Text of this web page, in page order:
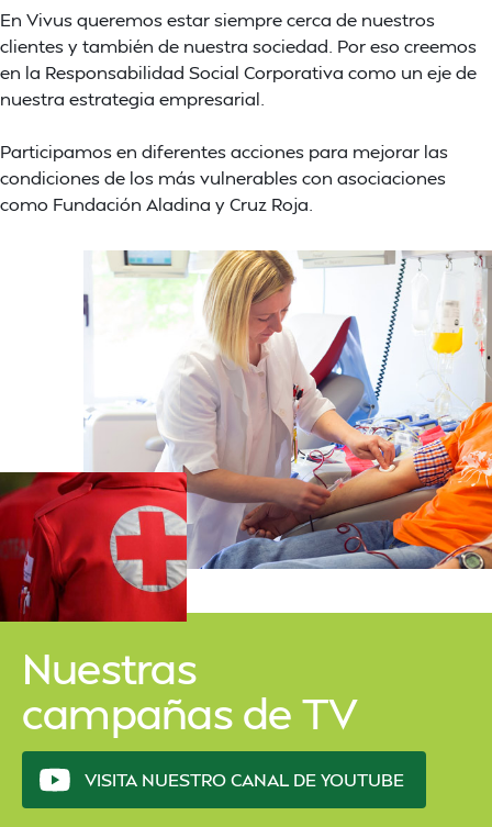
En Vivus queremos estar siempre cerca de nuestros
clientes y también de nuestra sociedad. Por eso creemos
en la Responsabilidad Social Corporativa como un eje de
nuestra estrategia empresarial.
Participamos en diferentes acciones para mejorar las
condiciones de los más vulnerables con asociaciones
como Fundación Aladina y Cruz Roja.
Nuestras
campañas de TV
VISITA NUESTRO CANAL DE YOUTUBE